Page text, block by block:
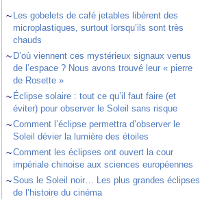
~ Les gobelets de café jetables libèrent des
microplastiques, surtout lorsqu’ils sont très
chauds
~ D’où viennent ces mystérieux signaux venus
de l’espace ? Nous avons trouvé leur « pierre
de Rosette »
~ Éclipse solaire : tout ce qu’il faut faire (et
éviter) pour observer le Soleil sans risque
~Comment l’éclipse permettra d’observer le
Soleil dévier la lumière des étoiles
~Comment les éclipses ont ouvert la cour
impériale chinoise aux sciences européennes
~Sous le Soleil noir… Les plus grandes éclipses
de l’histoire du cinéma